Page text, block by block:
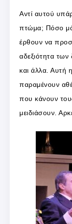
Αντί αυτού
πτώμα; Πόσο
έρθουν να
αδεξιότητα
και άλλα.
παραμένουν
που κάνουν
μειδιάσουν.